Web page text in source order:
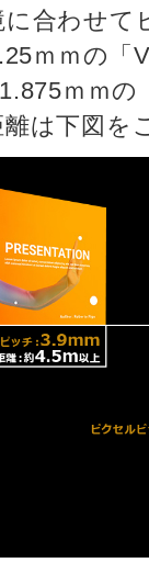
に合わせ
ｍｍの「
ｍｍ
は下図を